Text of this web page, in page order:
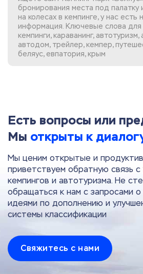
бронирования места под палатку
на колесах в кемпинге, у нас есть
информация. Ключевые слова для
кемпинги, караванинг,
автодом, трейлер, кемпер,
беляус, евпатория, крым
Есть вопросы или
Мы открыты к
Мы ценим открытые и
приветствуем обратную связь с
кемпингов и автотуризма. Не
обращаться к нам с запросами
идеями по дополнению и
системы классификации
Свяжитесь с нами